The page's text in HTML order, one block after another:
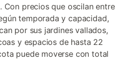
Con precios que oscilan entre
temporada y capacidad,
por sus jardines vallados,
y espacios de hasta 22
puede moverse con total